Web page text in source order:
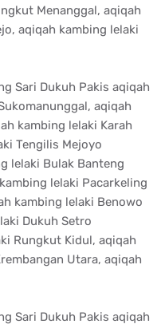
Menanggal, aqiqah
aqiqah kambing lelaki
Sari Dukuh Pakis aqiqah
aqiqah
kambing lelaki Karah
Tengilis Mejoyo
lelaki Bulak Banteng
lelaki Pacarkeling
kambing lelaki Benowo
Dukuh Setro
Rungkut Kidul, aqiqah
Utara, aqiqah
Sari Dukuh Pakis aqiqah